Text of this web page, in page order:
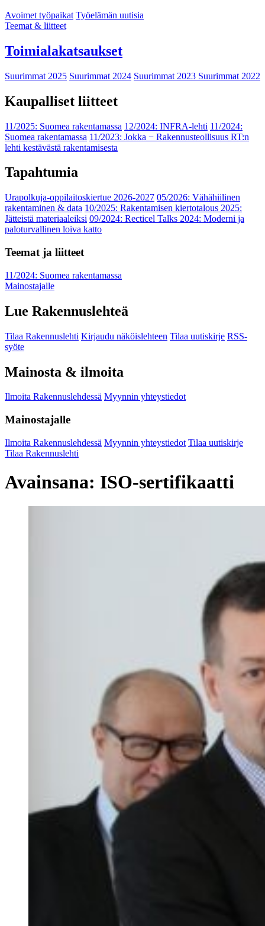
Avoimet työpaikat Työelämän uutisia
Teemat & liitteet
Toimialakatsaukset
Suurimmat 2025 Suurimmat 2024 Suurimmat 2023 Suurimmat 2022
Kaupalliset liitteet
11/2025: Suomea rakentamassa 12/2024: INFRA-lehti 11/2024:
Suomea rakentamassa 11/2023: Jokka − Rakennusteollisuus RT:n
lehti kestävästä rakentamisesta
Tapahtumia
Urapolkuja-oppilaitoskiertue 2026-2027 05/2026: Vähähiilinen
rakentaminen & data 10/2025: Rakentamisen kiertotalous 2025:
Jätteistä materiaaleiksi 09/2024: Recticel Talks 2024: Moderni ja
paloturvallinen loiva katto
Teemat ja liitteet
11/2024: Suomea rakentamassa
Mainostajalle
Lue Rakennuslehteä
Tilaa Rakennuslehti Kirjaudu näköislehteen Tilaa uutiskirje RSS-
syöte
Mainosta & ilmoita
Ilmoita Rakennuslehdessä Myynnin yhteystiedot
Mainostajalle
Ilmoita Rakennuslehdessä Myynnin yhteystiedot Tilaa uutiskirje
Tilaa Rakennuslehti
Avainsana: ISO-sertifikaatti